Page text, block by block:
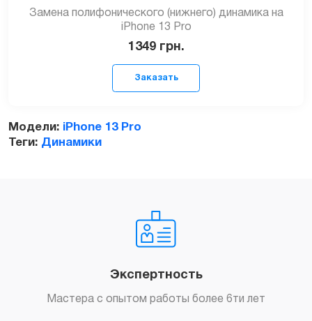
Замена полифонического (нижнего) динамика на
iPhone 13 Pro
1349 грн.
Модели: iPhone 13 Pro
Теги: Динамики
Экспертность
Мастера с опытом работы более 6ти лет